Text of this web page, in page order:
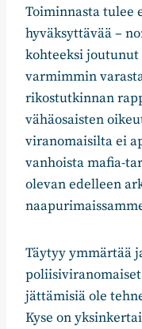
Toiminnasta tulee
hyväksyttävää –
kohteeksi
varmimmin
rikostutkinnan
vähäosaisten
viranomaisilta ei
vanhoista mafia-
olevan edelleen
Täytyy ymmärtää
jättämisiä ole
Kyse on